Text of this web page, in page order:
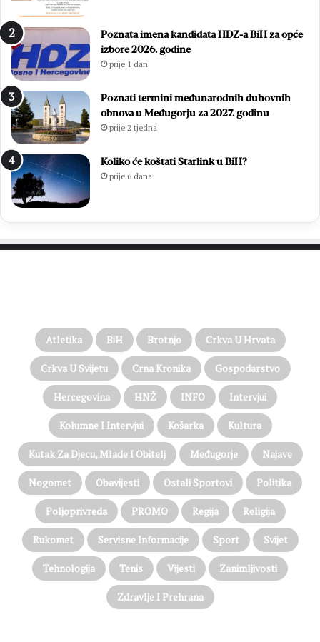
Poznata imena kandidata HDZ-a BiH za opće
izbore 2026. godine
prije 1 dan
Poznati termini međunarodnih duhovnih
obnova u Međugorju za 2027. godinu
prije 2 tjedna
Koliko će koštati Starlink u BiH?
prije 6 dana
Atletika BiH Brotnjo Crkva U Hrvata
Crkva U Svijetu Crna Kronika Gospodarstvo
Hercegovina HNŽ INFO Intervjui
Kolumne I Intervjui Košarka Kultura
Kutak Za Djecu, Mlade I Obitelj Međugorje Najave
Nogomet Obavijesti Ostali Sportovi Politika
Poljoprivreda PROMO Regija Religija
Rukomet Servisne Informacije Sport Svijet
Tehnologija Tenis Vijesti Zanimljivosti
Zdravlje I Prehrana